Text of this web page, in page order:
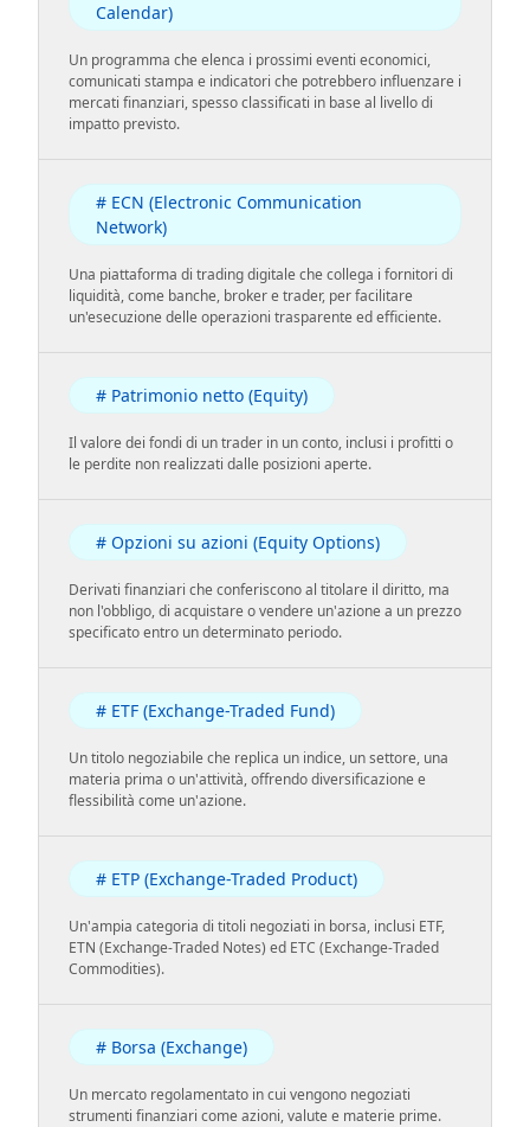
Calendar)
Un programma che elenca i prossimi eventi economici,
comunicati stampa e indicatori che potrebbero influenzare i
mercati finanziari, spesso classificati in base al livello di
impatto previsto.
# ECN (Electronic Communication
Network)
Una piattaforma di trading digitale che collega i fornitori di
liquidità, come banche, broker e trader, per facilitare
un'esecuzione delle operazioni trasparente ed efficiente.
# Patrimonio netto (Equity)
Il valore dei fondi di un trader in un conto, inclusi i profitti o
le perdite non realizzati dalle posizioni aperte.
# Opzioni su azioni (Equity Options)
Derivati finanziari che conferiscono al titolare il diritto, ma
non l'obbligo, di acquistare o vendere un'azione a un prezzo
specificato entro un determinato periodo.
# ETF (Exchange-Traded Fund)
Un titolo negoziabile che replica un indice, un settore, una
materia prima o un'attività, offrendo diversificazione e
flessibilità come un'azione.
# ETP (Exchange-Traded Product)
Un'ampia categoria di titoli negoziati in borsa, inclusi ETF,
ETN (Exchange-Traded Notes) ed ETC (Exchange-Traded
Commodities).
# Borsa (Exchange)
Un mercato regolamentato in cui vengono negoziati
strumenti finanziari come azioni, valute e materie prime.